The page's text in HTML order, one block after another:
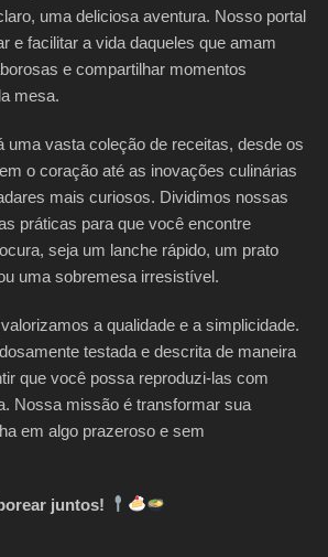
uma deliciosa aventura. Nosso portal
e facilitar a vida daqueles que amam
e compartilhar momentos
mesa.
uma vasta coleção de receitas, desde os
o coração até as inovações culinárias
mais curiosos. Dividimos nossas
práticas para que você encontre
seja um lanche rápido, um prato
uma sobremesa irresistível.
a qualidade e a simplicidade.
testada e descrita de maneira
que você possa reproduzi-las com
Nossa missão é transformar sua
em algo prazeroso e sem
juntos!